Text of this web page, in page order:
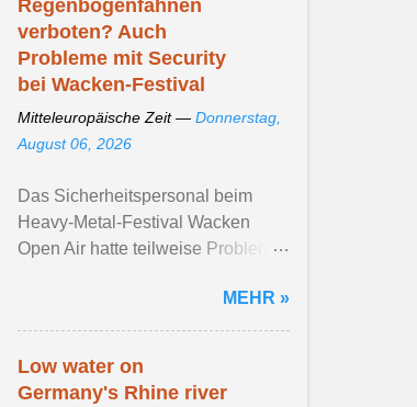
Regenbogenfahnen
verboten? Auch
Probleme mit Security
bei Wacken-Festival
Mitteleuropäische Zeit — Donnerstag,
August 06, 2026
Das Sicherheitspersonal beim
Heavy-Metal-Festival Wacken
Open Air hatte teilweise Probleme
Veranstalter*innen betonen, ...
Artikel ansehen ...
MEHR »
Low water on
Germany's Rhine river